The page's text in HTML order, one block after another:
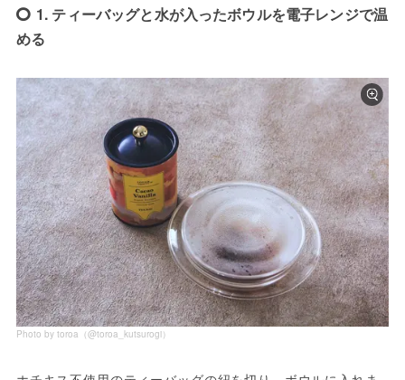
1. ティーバッグと水が入ったボウルを電子レンジで温
める
Photo by toroa（@toroa_kutsurogi）